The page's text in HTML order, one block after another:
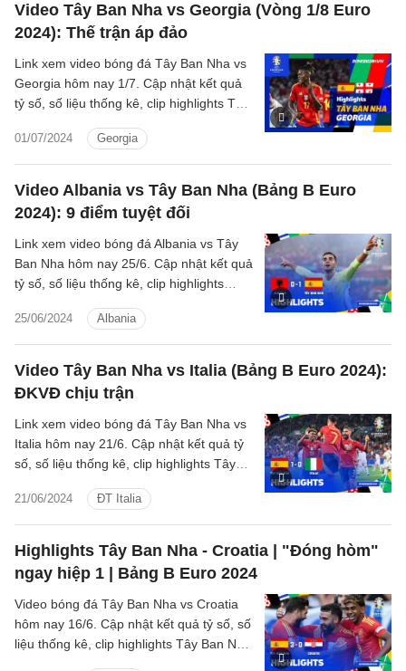
Video Tây Ban Nha vs Georgia (Vòng 1/8 Euro
2024): Thế trận áp đảo
01/07/2024 Georgia
Link xem video bóng đá Tây Ban Nha vs
Georgia hôm nay 1/7. Cập nhật kết quả
tỷ số, số liệu thống kê, clip highlights Tây
Video Albania vs Tây Ban Nha (Bảng B Euro
2024): 9 điểm tuyệt đối
25/06/2024 Albania
Link xem video bóng đá Albania vs Tây
Ban Nha hôm nay 25/6. Cập nhật kết quả
tỷ số, số liệu thống kê, clip highlights
2024.
Video Tây Ban Nha vs Italia (Bảng B Euro 2024):
ĐKVĐ chịu trận
21/06/2024 ĐT Italia
Link xem video bóng đá Tây Ban Nha vs
Italia hôm nay 21/6. Cập nhật kết quả tỷ
số, số liệu thống kê, clip highlights Tây
Highlights Tây Ban Nha - Croatia | "Đóng hòm"
ngay hiệp 1 | Bảng B Euro 2024
Video bóng đá Tây Ban Nha vs Croatia
hôm nay 16/6. Cập nhật kết quả tỷ số, số
liệu thống kê, clip highlights Tây Ban Nha